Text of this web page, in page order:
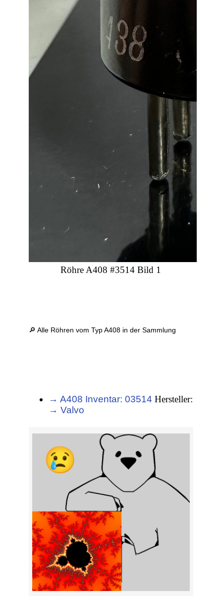
Röhre A408 #3514 Bild 1
🔎 Alle Röhren vom Typ A408 in der Sammlung
→ A408 Inventar: 03514 Hersteller:
→ Valvo